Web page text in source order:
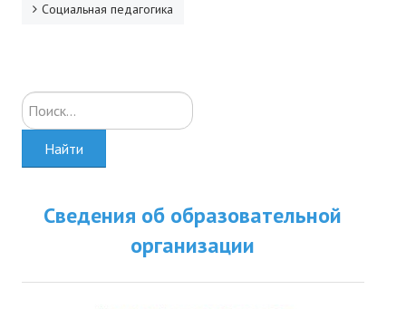
Социальная педагогика
Искать...
Найти
Сведения об образовательной
организации